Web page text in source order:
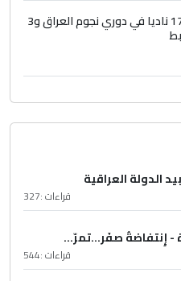
لجنة التراخيص : 17 ناديا في دوري نجوم العراق و3
الدولة العراقية
قراءات :327
- إِنتفاضةُ صفَر…تمرّ...
قراءات :544